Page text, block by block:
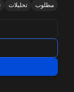
مطلوب تحليلات